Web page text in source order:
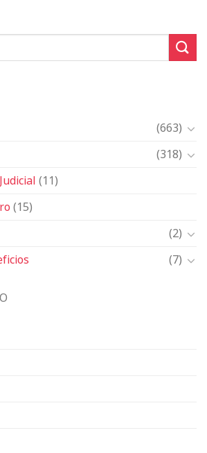
(663)
(318)
(11)
(15)
(2)
(7)